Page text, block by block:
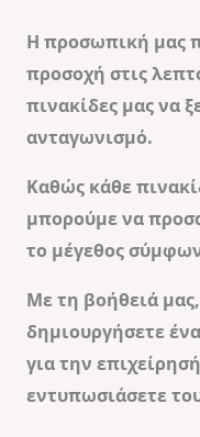
Η προσωπική μας
προσοχή στις
πινακίδες μας να
ανταγωνισμό.
Καθώς κάθε
μπορούμε να
το μέγεθος
Με τη βοήθειά
δημιουργήσετε
για την
εντυπωσιάσετε